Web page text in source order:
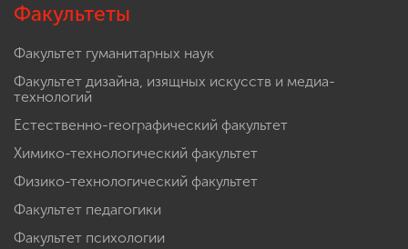
Факультеты
Факультет гуманитарных наук
Факультет дизайна, изящных искусств и медиа-
технологий
Естественно-географический факультет
Химико-технологический факультет
Физико-технологический факультет
Факультет педагогики
Факультет психологии